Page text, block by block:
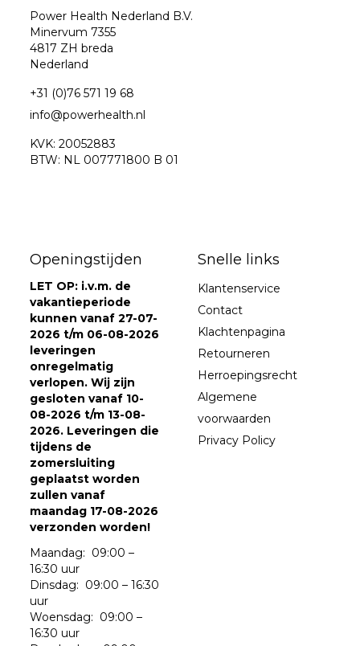
Power Health Nederland B.V.
Minervum 7355
4817 ZH breda
Nederland
+31 (0)76 571 19 68
info@powerhealth.nl
KVK: 20052883
BTW: NL 007771800 B 01
Openingstijden
LET OP: i.v.m. de
vakantieperiode
kunnen vanaf 27-07-
2026 t/m 06-08-2026
leveringen
onregelmatig
verlopen. Wij zijn
gesloten vanaf 10-
08-2026 t/m 13-08-
2026. Leveringen die
tijdens de
zomersluiting
geplaatst worden
zullen vanaf
maandag 17-08-2026
verzonden worden!
Maandag: 09:00 –
16:30 uur
Dinsdag: 09:00 – 16:30
uur
Woensdag: 09:00 –
16:30 uur
Snelle links
Klantenservice
Contact
Klachtenpagina
Retourneren
Herroepingsrecht
Algemene
voorwaarden
Privacy Policy